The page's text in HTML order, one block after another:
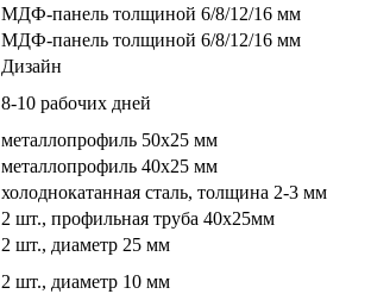
МДФ-панель толщиной 6/8/12/16 мм
МДФ-панель толщиной 6/8/12/16 мм
Дизайн
8-10 рабочих дней
металлопрофиль 50x25 мм
металлопрофиль 40x25 мм
холоднокатанная сталь, толщина 2-3 мм
2 шт., профильная труба 40х25мм
2 шт., диаметр 25 мм
2 шт., диаметр 10 мм